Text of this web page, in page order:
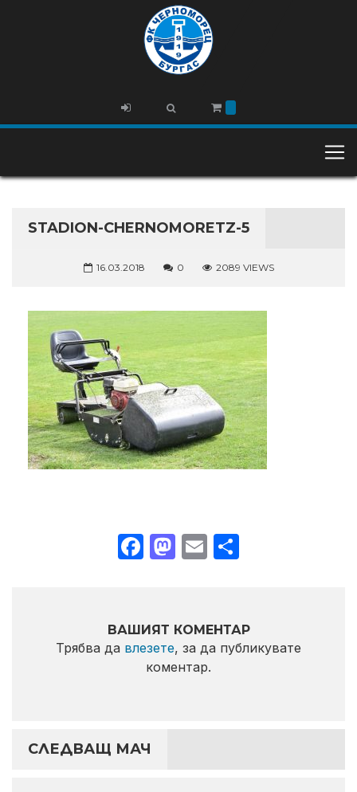
STADION-CHERNOMORETZ-5
16.03.2018 0 2089 VIEWS
Facebook
Mastodon
Email
ВАШИЯТ КОМЕНТАР
Трябва да влезете, за да публикувате
коментар.
СЛЕДВАЩ МАЧ